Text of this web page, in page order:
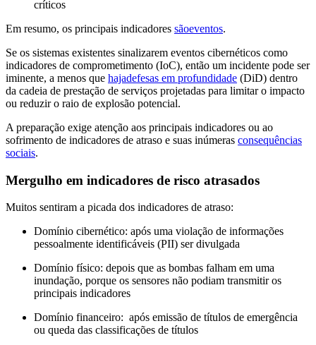
críticos
Em resumo, os principais indicadores sãoeventos.
Se os sistemas existentes sinalizarem eventos cibernéticos como
indicadores de comprometimento (IoC), então um incidente pode ser
iminente, a menos que hajadefesas em profundidade (DiD) dentro
da cadeia de prestação de serviços projetadas para limitar o impacto
ou reduzir o raio de explosão potencial.
A preparação exige atenção aos principais indicadores ou ao
sofrimento de indicadores de atraso e suas inúmeras consequências
sociais.
Mergulho em indicadores de risco atrasados
Muitos sentiram a picada dos indicadores de atraso:
Domínio cibernético: após uma violação de informações
pessoalmente identificáveis (PII) ser divulgada
Domínio físico: depois que as bombas falham em uma
inundação, porque os sensores não podiam transmitir os
principais indicadores
Domínio financeiro: após emissão de títulos de emergência
ou queda das classificações de títulos